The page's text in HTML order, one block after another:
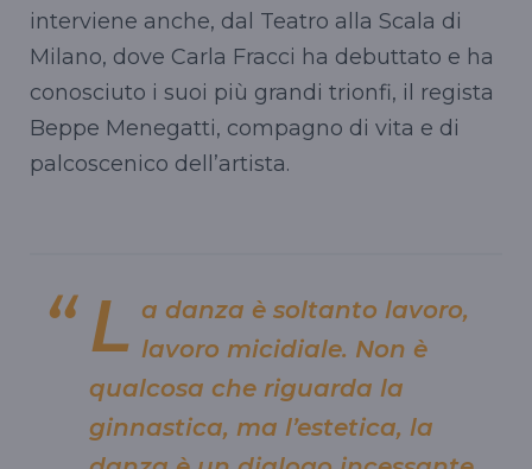
interviene anche, dal Teatro alla Scala di
Milano, dove Carla Fracci ha debuttato e ha
conosciuto i suoi più grandi trionfi, il regista
Beppe Menegatti, compagno di vita e di
palcoscenico dell’artista.
L a danza è soltanto lavoro,
lavoro micidiale. Non è
qualcosa che riguarda la
ginnastica, ma l’estetica, la